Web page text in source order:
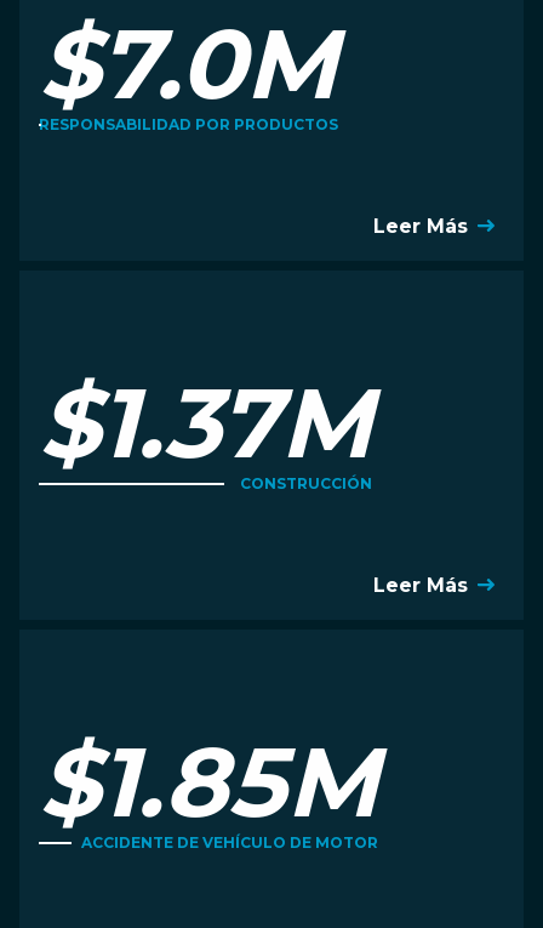
$7.0M
RESPONSABILIDAD POR PRODUCTOS
Leer Más
$1.37M
CONSTRUCCIÓN
Leer Más
$1.85M
ACCIDENTE DE VEHÍCULO DE MOTOR